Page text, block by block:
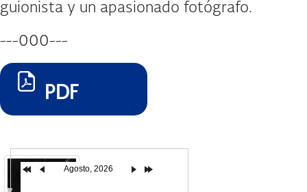
guionista y un apasionado fotógrafo.
---000---
PDF
Agosto, 2026